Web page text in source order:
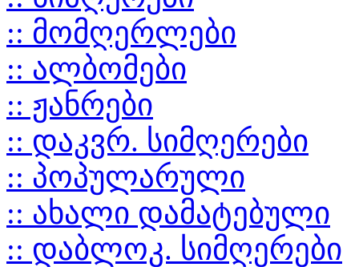
:: მომღერლები
:: ალბომები
:: ჟანრები
:: დაკვრ. სიმღერები
:: პოპულარული
:: ახალი დამატებული
:: დაბლოკ. სიმღერები